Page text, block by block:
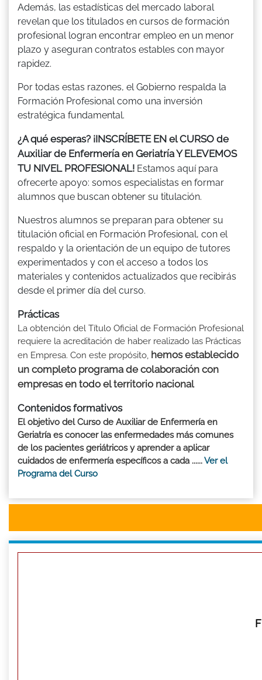
Además, las estadísticas del mercado laboral
revelan que los titulados en cursos de formación
profesional logran encontrar empleo en un menor
plazo y aseguran contratos estables con mayor
rapidez.
Por todas estas razones, el Gobierno respalda la
Formación Profesional como una inversión
estratégica fundamental.
¿A qué esperas? ¡INSCRÍBETE EN el CURSO de
Auxiliar de Enfermería en Geriatría Y ELEVEMOS
TU NIVEL PROFESIONAL! Estamos aquí para
ofrecerte apoyo: somos especialistas en formar
alumnos que buscan obtener su titulación.
Nuestros alumnos se preparan para obtener su
titulación oficial en Formación Profesional, con el
respaldo y la orientación de un equipo de tutores
experimentados y con el acceso a todos los
materiales y contenidos actualizados que recibirás
desde el primer día del curso.
Prácticas
La obtención del Título Oficial de Formación Profesional
requiere la acreditación de haber realizado las Prácticas
en Empresa. Con este propósito, hemos establecido
un completo programa de colaboración con
empresas en todo el territorio nacional
Contenidos formativos
El objetivo del Curso de Auxiliar de Enfermería en
Geriatría es conocer las enfermedades más comunes
de los pacientes geriátricos y aprender a aplicar
cuidados de enfermería específicos a cada ......Ver el
Programa del Curso